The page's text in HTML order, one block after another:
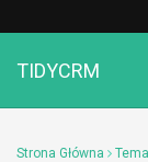
TIDYCRM
Strona Główna